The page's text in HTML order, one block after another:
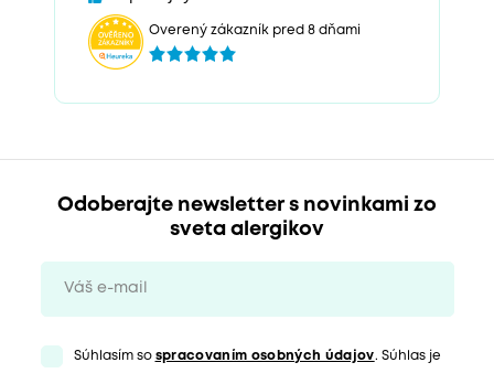
Overený zákazník pred 8 dňami
Odoberajte newsletter s novinkami zo
sveta alergikov
Súhlasím so spracovaním osobných údajov. Súhlas je